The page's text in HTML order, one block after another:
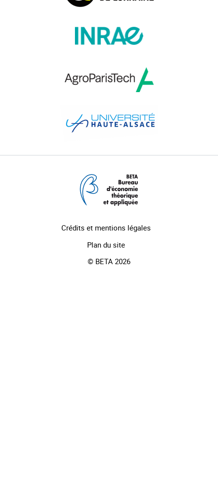
Crédits et mentions légales
Plan du site
© BETA 2026